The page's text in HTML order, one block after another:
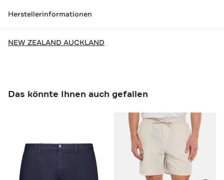
Herstellerinformationen
NEW ZEALAND AUCKLAND
Das könnte Ihnen auch gefallen